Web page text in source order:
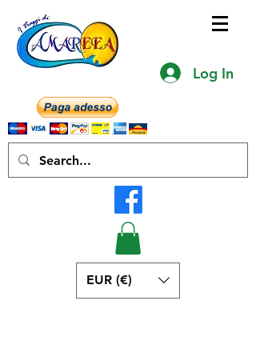
Log In
EUR (€)